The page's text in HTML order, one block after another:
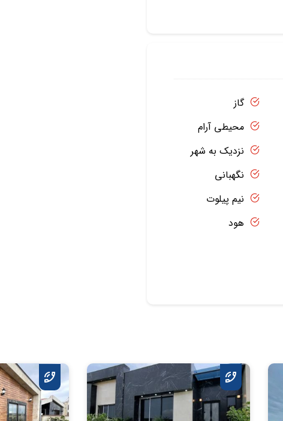
گاز
محیطی آرام
نزدیک به شهر
نگهبانی
نیم پیلوت
هود